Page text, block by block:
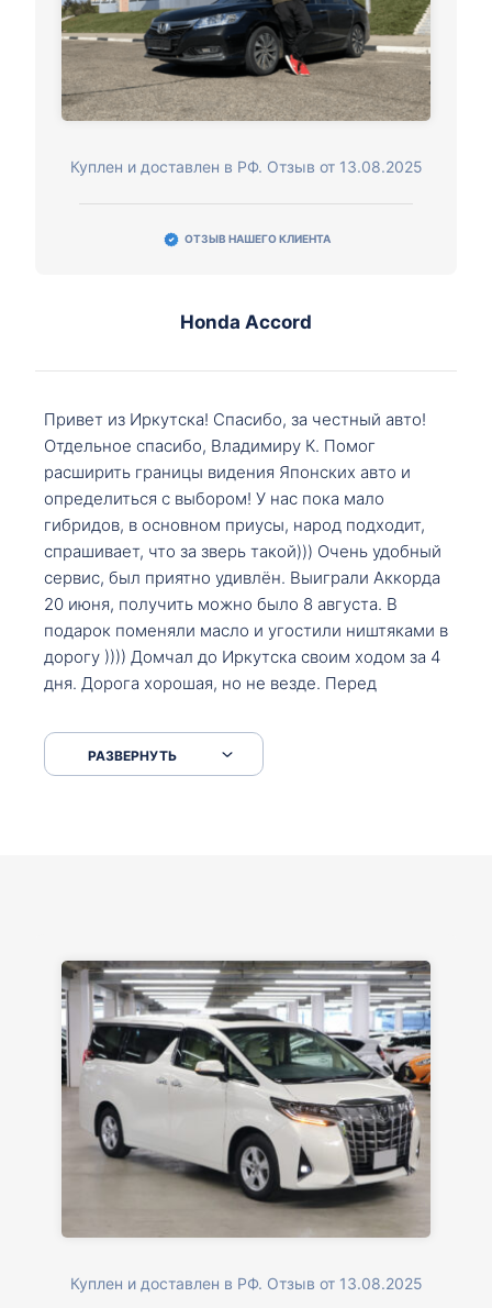
Куплен и доставлен в РФ. Отзыв от 13.08.2025
ОТЗЫВ НАШЕГО КЛИЕНТА
Honda Accord
Привет из Иркутска! Спасибо, за честный авто!
Отдельное спасибо, Владимиру К. Помог
расширить границы видения Японских авто и
определиться с выбором! У нас пока мало
гибридов, в основном приусы, народ подходит,
спрашивает, что за зверь такой))) Очень удобный
сервис, был приятно удивлён. Выиграли Аккорда
20 июня, получить можно было 8 августа. В
подарок поменяли масло и угостили ништяками в
дорогу )))) Домчал до Иркутска своим ходом за 4
дня. Дорога хорошая, но не везде. Перед
серпантинах по пути следования.
РАЗВЕРНУТЬ
Куплен и доставлен в РФ. Отзыв от 13.08.2025